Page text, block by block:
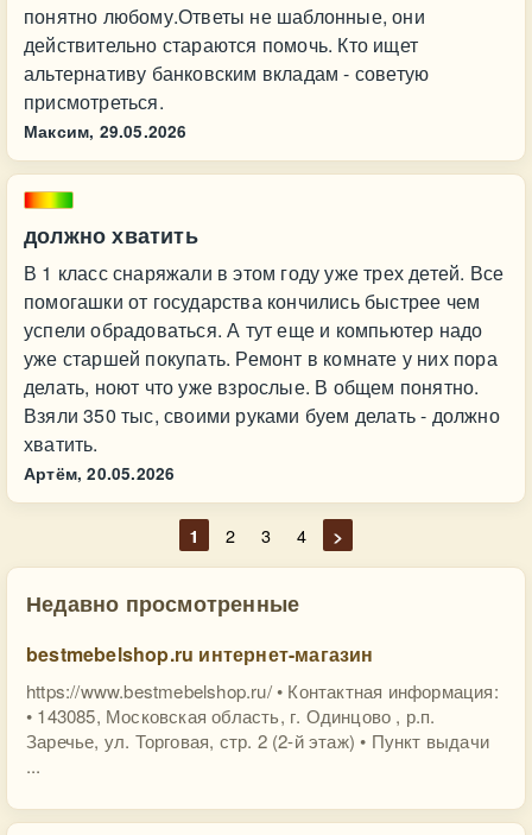
понятно любому.Ответы не шаблонные, они
действительно стараются помочь. Кто ищет
альтернативу банковским вкладам - советую
присмотреться.
Максим, 29.05.2026
должно хватить
В 1 класс снаряжали в этом году уже трех детей. Все
помогашки от государства кончились быстрее чем
успели обрадоваться. А тут еще и компьютер надо
уже старшей покупать. Ремонт в комнате у них пора
делать, ноют что уже взрослые. В общем понятно.
Взяли 350 тыс, своими руками буем делать - должно
хватить.
Артём, 20.05.2026
1 2 3 4 >
Недавно просмотренные
bestmebelshop.ru интернет-магазин
https://www.bestmebelshop.ru/ • Контактная информация:
• 143085, Московская область, г. Одинцово , р.п.
Заречье, ул. Торговая, стр. 2 (2-й этаж) • Пункт выдачи
...